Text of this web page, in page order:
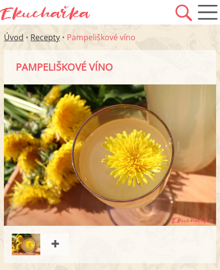
Úvod • Recepty • Pampeliškové víno
PAMPELIŠKOVÉ VÍNO